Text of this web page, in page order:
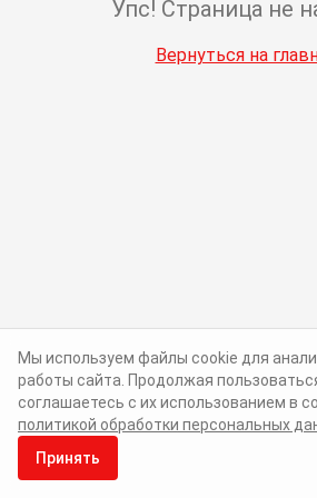
Упс! Страница не
Вернуться на
Мы используем файлы cookie для
работы сайта. Продолжая
соглашаетесь с их использованием в
политикой обработки персональных
Принять